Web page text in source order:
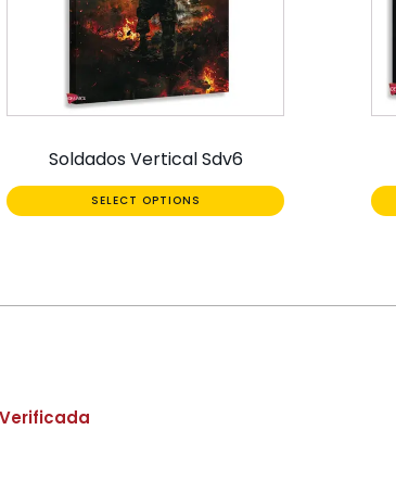
Soldados Vertical Sdv6
SELECT OPTIONS